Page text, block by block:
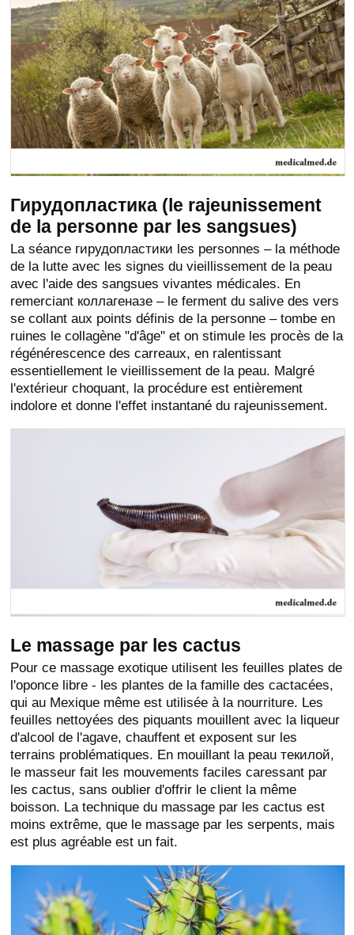
Гирудопластика (le rajeunissement
de la personne par les sangsues)
La séance гирудопластики les personnes – la méthode
de la lutte avec les signes du vieillissement de la peau
avec l'aide des sangsues vivantes médicales. En
remerciant коллагеназе – le ferment du salive des vers
se collant aux points définis de la personne – tombe en
ruines le collagène "d'âge" et on stimule les procès de la
régénérescence des carreaux, en ralentissant
essentiellement le vieillissement de la peau. Malgré
l'extérieur choquant, la procédure est entièrement
indolore et donne l'effet instantané du rajeunissement.
Le massage par les cactus
Pour ce massage exotique utilisent les feuilles plates de
l'oponce libre - les plantes de la famille des cactacées,
qui au Mexique même est utilisée à la nourriture. Les
feuilles nettoyées des piquants mouillent avec la liqueur
d'alcool de l'agave, chauffent et exposent sur les
terrains problématiques. En mouillant la peau текилой,
le masseur fait les mouvements faciles caressant par
les cactus, sans oublier d'offrir le client la même
boisson. La technique du massage par les cactus est
moins extrême, que le massage par les serpents, mais
est plus agréable est un fait.